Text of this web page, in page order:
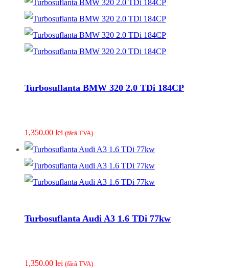
Turbosuflanta BMW 320 2.0 TDi 184CP
1,350.00 lei (fãrã TVA)
Turbosuflanta Audi A3 1.6 TDi 77kw
1,350.00 lei (fãrã TVA)